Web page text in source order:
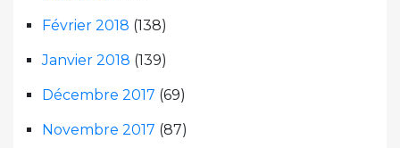
Février 2018 (138)
Janvier 2018 (139)
Décembre 2017 (69)
Novembre 2017 (87)